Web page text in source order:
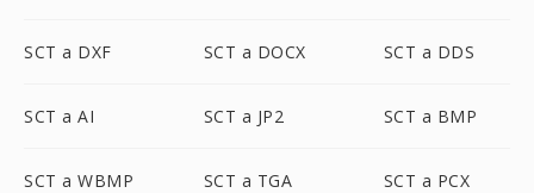
SCT a DXF SCT a DOCX SCT a DDS
SCT a AI SCT a JP2 SCT a BMP
SCT a WBMP SCT a TGA SCT a PCX